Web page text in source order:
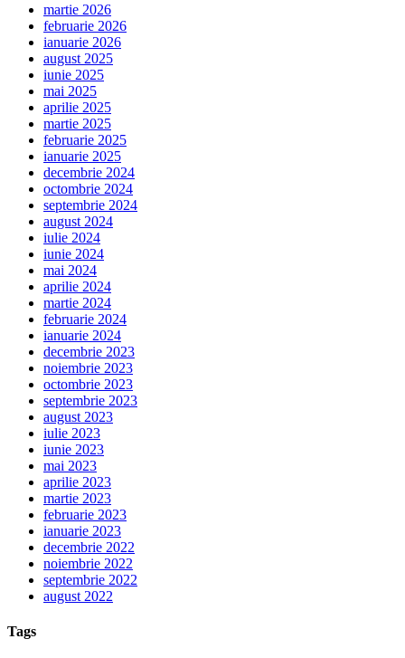
martie 2026
februarie 2026
ianuarie 2026
august 2025
iunie 2025
mai 2025
aprilie 2025
martie 2025
februarie 2025
ianuarie 2025
decembrie 2024
octombrie 2024
septembrie 2024
august 2024
iulie 2024
iunie 2024
mai 2024
aprilie 2024
martie 2024
februarie 2024
ianuarie 2024
decembrie 2023
noiembrie 2023
octombrie 2023
septembrie 2023
august 2023
iulie 2023
iunie 2023
mai 2023
aprilie 2023
martie 2023
februarie 2023
ianuarie 2023
decembrie 2022
noiembrie 2022
septembrie 2022
august 2022
Tags